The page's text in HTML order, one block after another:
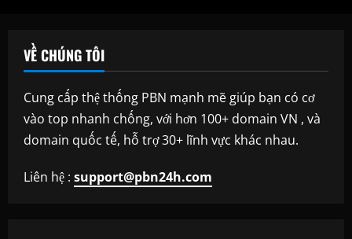
VỀ CHÚNG TÔI
Cung cấp thệ thống PBN mạnh mẽ giúp bạn có cơ
vào top nhanh chống, với hơn 100+ domain VN , và
domain quốc tế, hỗ trợ 30+ lĩnh vực khác nhau.
Liên hệ : support@pbn24h.com